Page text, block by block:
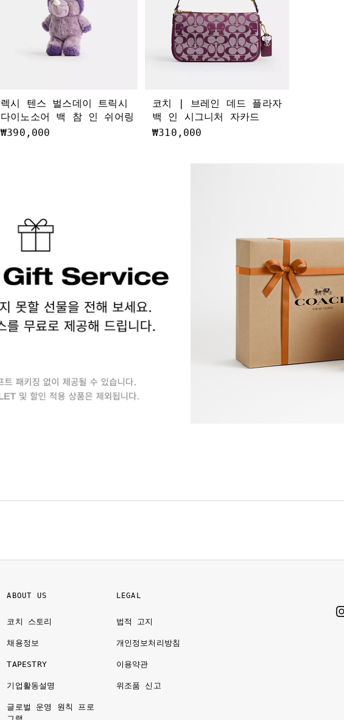
렉시 텐스 벌스데이 트릭시
다이노소어 백 참 인 쉬어링
₩390,000
코치 | 브레인 데드 플라자
백 인 시그니처 자카드
₩310,000
ABOUT US
코치 스토리
채용정보
TAPESTRY
기업활동설명
글로벌 운영 원칙 프로
LEGAL
법적 고지
개인정보처리방침
이용약관
위조품 신고